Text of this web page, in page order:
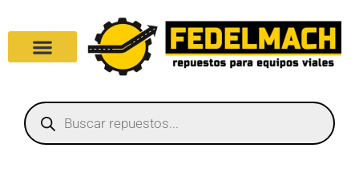
contenido
Products
search